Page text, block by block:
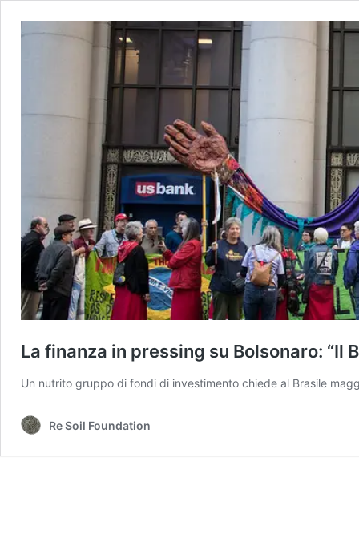
La finanza in pressing su Bolsonaro: “Il
Un nutrito gruppo di fondi di investimento chiede al Brasile
Re Soil Foundation